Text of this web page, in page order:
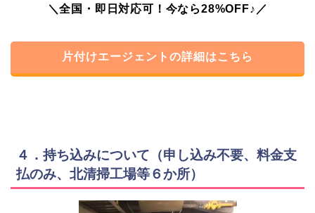
＼全国・即日対応可！今なら28%OFF♪／
片付けエージェントの詳細はこちら
４．持ち込みについて（申し込み不要、料金支
払のみ、北清掃工場等６か所）